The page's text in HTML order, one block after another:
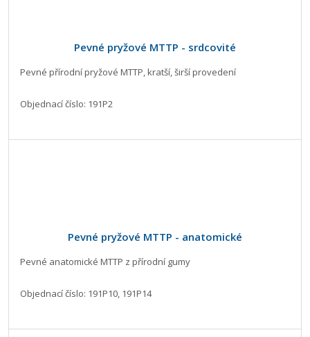
Pevné pryžové MTTP - srdcovité
Pevné přírodní pryžové MTTP, kratší, širší provedení
Objednací číslo: 191P2
Pevné pryžové MTTP - anatomické
Pevné anatomické MTTP z přírodní gumy
Objednací číslo: 191P10, 191P14